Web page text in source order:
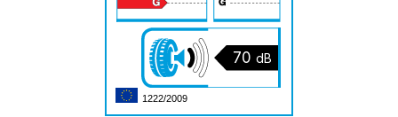
70 dB
1222/2009